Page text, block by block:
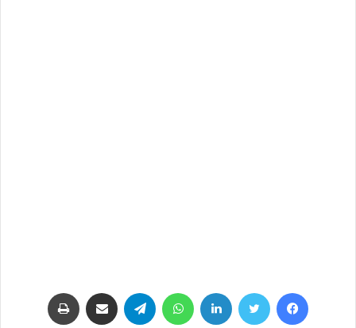
فيسبوك تويتر لينكدإن واتساب تيلقرام مشاركة عبر البريد